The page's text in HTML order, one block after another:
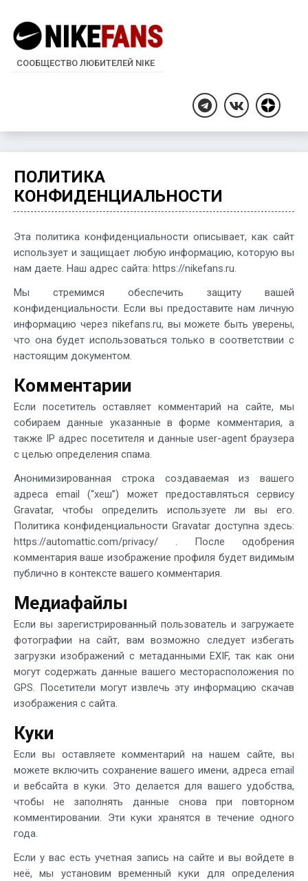
СООБЩЕСТВО ЛЮБИТЕЛЕЙ NIKE
TelegramВКонтакте
Дзен
ПОЛИТИКА
КОНФИДЕНЦИАЛЬНОСТИ
Эта политика конфиденциальности описывает, как сайт
использует и защищает любую информацию, которую вы
нам даете. Наш адрес сайта: https://nikefans.ru.
Мы стремимся обеспечить защиту вашей
конфиденциальности. Если вы предоставите нам личную
информацию через nikefans.ru, вы можете быть уверены,
что она будет использоваться только в соответствии с
настоящим документом.
Комментарии
Если посетитель оставляет комментарий на сайте, мы
собираем данные указанные в форме комментария, а
также IP адрес посетителя и данные user-agent браузера
с целью определения спама.
Анонимизированная строка создаваемая из вашего
адреса email (“хеш”) может предоставляться сервису
Gravatar, чтобы определить используете ли вы его.
Политика конфиденциальности Gravatar доступна здесь:
https://automattic.com/privacy/ . После одобрения
комментария ваше изображение профиля будет видимым
публично в контексте вашего комментария.
Медиафайлы
Если вы зарегистрированный пользователь и загружаете
фотографии на сайт, вам возможно следует избегать
загрузки изображений с метаданными EXIF, так как они
могут содержать данные вашего месторасположения по
GPS. Посетители могут извлечь эту информацию скачав
изображения с сайта.
Куки
Если вы оставляете комментарий на нашем сайте, вы
можете включить сохранение вашего имени, адреса email
и вебсайта в куки. Это делается для вашего удобства,
чтобы не заполнять данные снова при повторном
комментировании. Эти куки хранятся в течение одного
года.
Если у вас есть учетная запись на сайте и вы войдете в
неё, мы установим временный куки для определения